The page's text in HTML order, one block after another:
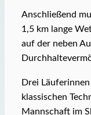
Anschließend
1,5 km lange
auf der neben
Drei
klassischen
Mannschaft im